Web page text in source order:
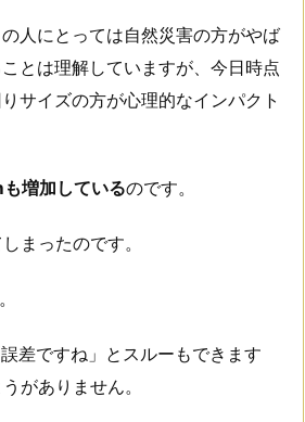
人にとっては自然災害の方がやば
とは理解していますが、今日時点
サイズの方が心理的なインパクト
増加しているのです。
まったのです。
差ですね」とスルーもできます
がありません。